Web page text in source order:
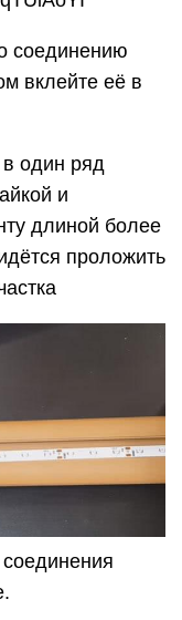
света украшает
профиль
интерьер
разработано
помощью
и каждая
которых далее